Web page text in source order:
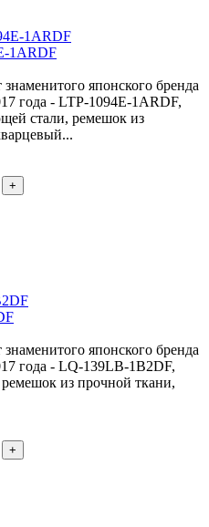
1ARDF
японского бренда
года - LTP-1094E-1ARDF,
стали, ремешок из
+
японского бренда
года - LQ-139LB-1B2DF,
из прочной ткани,
+